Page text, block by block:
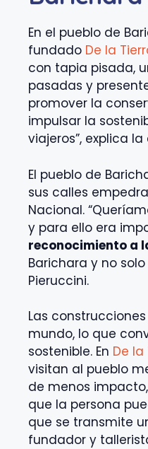
En el pueblo de
fundado De la
con tapia pisada,
pasadas y
promover la
impulsar la
viajeros”, explica
El pueblo de
sus calles
Nacional.
y para ello era
reconocimiento a
Barichara y no
Pieruccini.
Las
mundo, lo que
sostenible. En De la
visitan al pueblo
de menos
que la persona
que se transmite
fundador y